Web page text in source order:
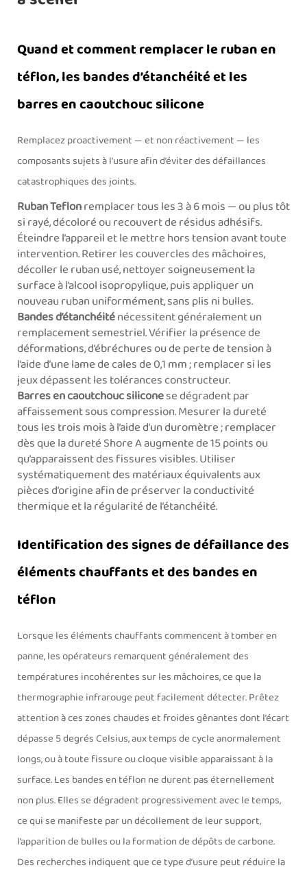
Quand et comment remplacer le ruban en
téflon, les bandes d’étanchéité et les
barres en caoutchouc silicone
Remplacez proactivement — et non réactivement — les
composants sujets à l’usure afin d’éviter des défaillances
catastrophiques des joints.
Ruban Teflonremplacer tous les 3 à 6 mois — ou plus tôt
si rayé, décoloré ou recouvert de résidus adhésifs.
Éteindre l’appareil et le mettre hors tension avant toute
intervention. Retirer les couvercles des mâchoires,
décoller le ruban usé, nettoyer soigneusement la
surface à l’alcool isopropylique, puis appliquer un
nouveau ruban uniformément, sans plis ni bulles.
Bandes d’étanchéiténécessitent généralement un
remplacement semestriel. Vérifier la présence de
déformations, d’ébréchures ou de perte de tension à
l’aide d’une lame de cales de 0,1 mm ; remplacer si les
jeux dépassent les tolérances constructeur.
Barres en caoutchouc siliconese dégradent par
affaissement sous compression. Mesurer la dureté
tous les trois mois à l’aide d’un duromètre ; remplacer
dès que la dureté Shore A augmente de 15 points ou
qu’apparaissent des fissures visibles. Utiliser
systématiquement des matériaux équivalents aux
pièces d’origine afin de préserver la conductivité
thermique et la régularité de l’étanchéité.
Identification des signes de défaillance des
éléments chauffants et des bandes en
téflon
Lorsque les éléments chauffants commencent à tomber en
panne, les opérateurs remarquent généralement des
températures incohérentes sur les mâchoires, ce que la
thermographie infrarouge peut facilement détecter. Prêtez
attention à ces zones chaudes et froides gênantes dont l’écart
dépasse 5 degrés Celsius, aux temps de cycle anormalement
longs, ou à toute fissure ou cloque visible apparaissant à la
surface. Les bandes en téflon ne durent pas éternellement
non plus. Elles se dégradent progressivement avec le temps,
ce qui se manifeste par un décollement de leur support,
l’apparition de bulles ou la formation de dépôts de carbone.
Des recherches indiquent que ce type d’usure peut réduire la